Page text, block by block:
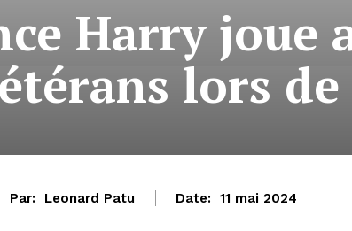
Harry joue
lors
Par: Leonard Patu Date: 11 mai 2024